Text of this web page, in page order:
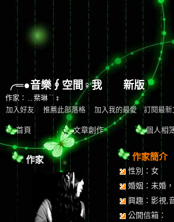
╭═●音樂∮空間♀我 （ 新版）
首頁 文章創作 個人相
加入好友｜ 推薦此部落格 ｜ 加入我的最愛｜訂閱最新
作家：﹎棐琳﹊♀
作家 作家簡介
性別：女
婚姻：未婚
興趣：影視,
公開信箱：